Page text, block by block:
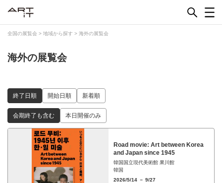
全国の展覧会 > 地域から探す > 海外の展覧会
海外の展覧会
終了日順 開始日順 新着順
会期終了も含む 本日開催のみ
Road movie: Art between Korea
and Japan since 1945
韓国国立現代美術館 果川館
韓国
2026/5/14 － 9/27